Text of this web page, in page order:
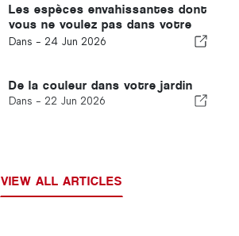
Les espèces envahissantes dont
vous ne voulez pas dans votre
jardin
Dans - 24 Jun 2026
De la couleur dans votre jardin
Dans - 22 Jun 2026
VIEW ALL ARTICLES